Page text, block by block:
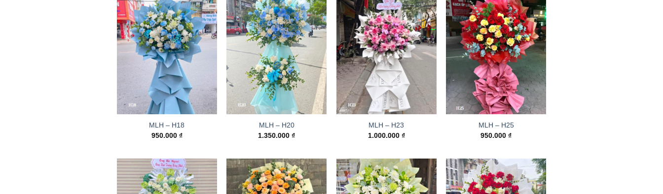
MLH – H18
950.000 ₫
MLH – H20
1.350.000₫
MLH – H23
1.000.000 ₫
MLH – H25
950.000₫